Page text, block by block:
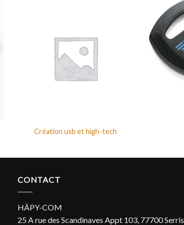
Création usb et high-tech
CONTACT
HÂPY-COM
25 A rue des Scandinaves Appt 103, 77700 Serris